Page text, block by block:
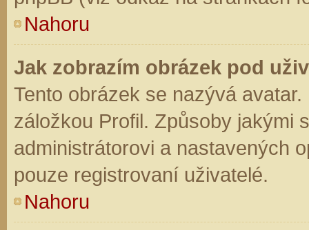
Nahoru
Jak zobrazím obrázek pod
Tento obrázek se nazývá
záložkou Profil. Způsoby jakými
administrátorovi a nastavených
pouze registrovaní uživatelé.
Nahoru